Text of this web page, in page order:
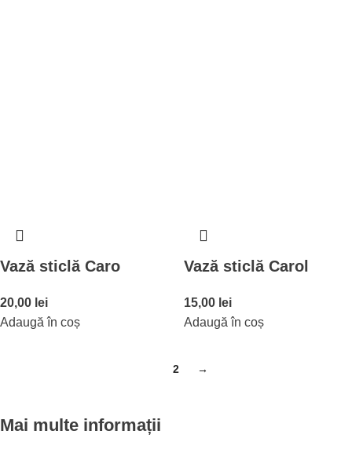
Vază sticlă Caro
20,00 lei
Adaugă în coș
Vază sticlă Carol
15,00 lei
Adaugă în coș
2 →
Mai multe informații